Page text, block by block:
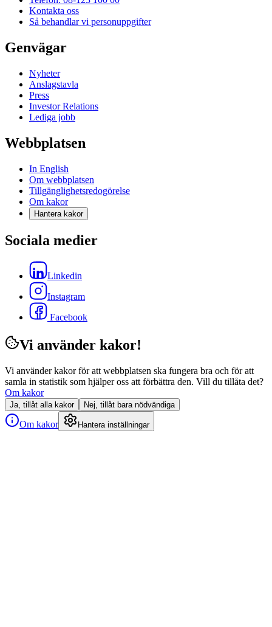
Kontakta oss
Så behandlar vi personuppgifter
Genvägar
Nyheter
Anslagstavla
Press
Investor Relations
Lediga jobb
Webbplatsen
In English
Om webbplatsen
Tillgänglighetsredogörelse
Om kakor
Hantera kakor
Sociala medier
Linkedin
Instagram
Facebook
Vi använder kakor!
Vi använder kakor för att webbplatsen ska fungera bra och för att
samla in statistik som hjälper oss att förbättra den. Vill du tillåta det?
Om kakor
Ja, tillåt alla kakor Nej, tillåt bara nödvändiga
Om kakor Hantera inställningar